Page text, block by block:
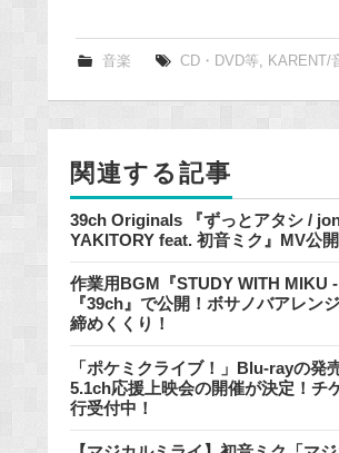
e
k
音楽 CD・DVD等 KARENT/
関連する記事
39ch Originals 『ずっとアタシ /
YAKITORY feat. 初音ミク』MV公開
作業用BGM『STUDY WITH MIKU
『39ch』で公開！ボサノバアレン
締めくくり！
「ポケミクライブ！」Blu-rayの発
5.1ch応援上映会の開催が決定！チ
行受付中！